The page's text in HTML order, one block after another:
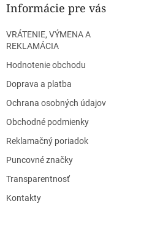
Informácie pre vás
VRÁTENIE, VÝMENA A
REKLAMÁCIA
Hodnotenie obchodu
Doprava a platba
Ochrana osobných údajov
Obchodné podmienky
Reklamačný poriadok
Puncovné značky
Transparentnosť
Kontakty